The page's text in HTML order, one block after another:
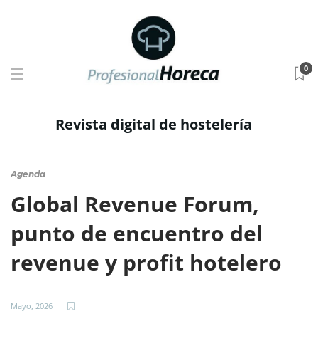
Revista digital de hostelería
0
Agenda
Global Revenue Forum,
punto de encuentro del
revenue y profit hotelero
Mayo, 2026